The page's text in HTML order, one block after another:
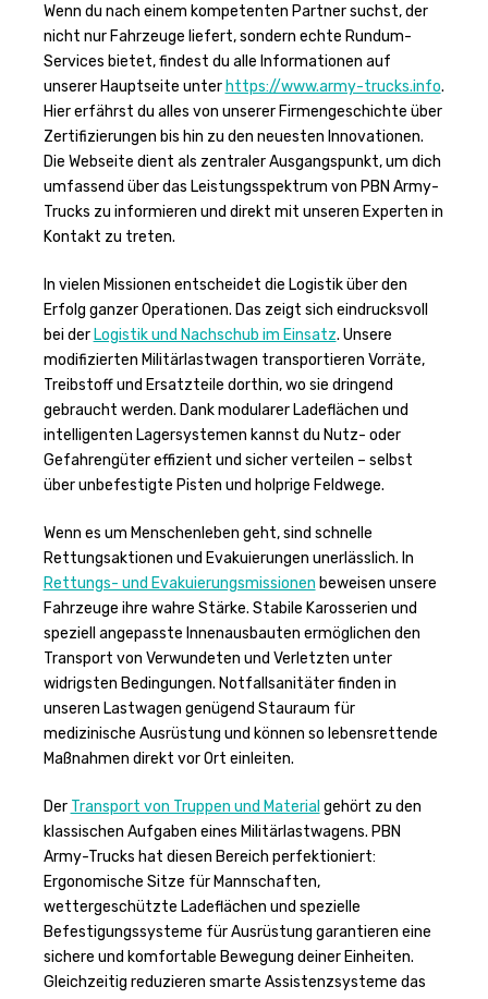
Wenn du nach einem kompetenten Partner suchst, der
nicht nur Fahrzeuge liefert, sondern echte Rundum-
Services bietet, findest du alle Informationen auf
unserer Hauptseite unter https://www.army-trucks.info.
Hier erfährst du alles von unserer Firmengeschichte über
Zertifizierungen bis hin zu den neuesten Innovationen.
Die Webseite dient als zentraler Ausgangspunkt, um dich
umfassend über das Leistungsspektrum von PBN Army-
Trucks zu informieren und direkt mit unseren Experten in
Kontakt zu treten.
In vielen Missionen entscheidet die Logistik über den
Erfolg ganzer Operationen. Das zeigt sich eindrucksvoll
bei der Logistik und Nachschub im Einsatz. Unsere
modifizierten Militärlastwagen transportieren Vorräte,
Treibstoff und Ersatzteile dorthin, wo sie dringend
gebraucht werden. Dank modularer Ladeflächen und
intelligenten Lagersystemen kannst du Nutz- oder
Gefahrengüter effizient und sicher verteilen – selbst
über unbefestigte Pisten und holprige Feldwege.
Wenn es um Menschenleben geht, sind schnelle
Rettungsaktionen und Evakuierungen unerlässlich. In
Rettungs- und Evakuierungsmissionen beweisen unsere
Fahrzeuge ihre wahre Stärke. Stabile Karosserien und
speziell angepasste Innenausbauten ermöglichen den
Transport von Verwundeten und Verletzten unter
widrigsten Bedingungen. Notfallsanitäter finden in
unseren Lastwagen genügend Stauraum für
medizinische Ausrüstung und können so lebensrettende
Maßnahmen direkt vor Ort einleiten.
Der Transport von Truppen und Material gehört zu den
klassischen Aufgaben eines Militärlastwagens. PBN
Army-Trucks hat diesen Bereich perfektioniert:
Ergonomische Sitze für Mannschaften,
wettergeschützte Ladeflächen und spezielle
Befestigungssysteme für Ausrüstung garantieren eine
sichere und komfortable Bewegung deiner Einheiten.
Gleichzeitig reduzieren smarte Assistenzsysteme das